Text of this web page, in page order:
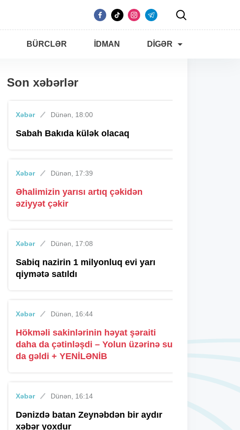
BÜRCLƏR İDMAN DIGƏR
Son xəbərlər
Xəbər Dünən, 18:00
Sabah Bakıda külək olacaq
Xəbər Dünən, 17:39
Əhalimizin yarısı artıq çəkidən
əziyyət çəkir
Xəbər Dünən, 17:08
Sabiq nazirin 1 milyonluq evi yarı
qiymətə satıldı
Xəbər Dünən, 16:44
Hökməli sakinlərinin həyat şəraiti
daha da çətinləşdi – Yolun üzərinə su
da gəldi + YENİLƏNİB
Xəbər Dünən, 16:14
Dənizdə batan Zeynəbdən bir aydır
xəbər yoxdur